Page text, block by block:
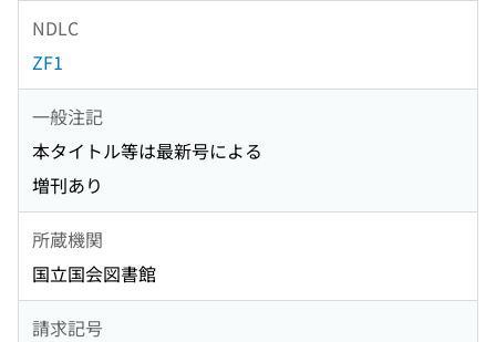
NDLC
ZF1
一般注記
本タイトル等は最新号による
増刊あり
所蔵機関
国立国会図書館
請求記号